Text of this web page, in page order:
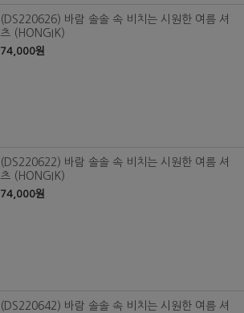
(DS220626) 바람 솔솔 속 비치는 시원한 여름 셔
츠 (HONGIK)
74,000원
(DS220622) 바람 솔솔 속 비치는 시원한 여름 셔
츠 (HONGIK)
74,000원
(DS220642) 바람 솔솔 속 비치는 시원한 여름 셔